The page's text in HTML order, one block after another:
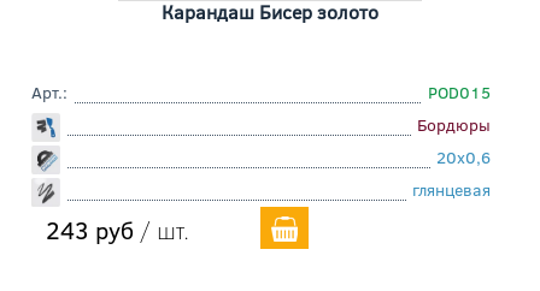
Карандаш Бисер золото
Арт.:
POD015
Бордюры
20x0,6
глянцевая
243 руб / шт.